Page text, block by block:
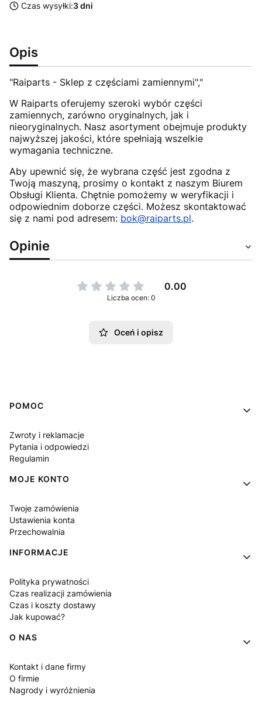
Czas wysyłki:3 dni
Opis
"Raiparts - Sklep z częściami zamiennymi","
W Raiparts oferujemy szeroki wybór części
zamiennych, zarówno oryginalnych, jak i
nieoryginalnych. Nasz asortyment obejmuje produkty
najwyższej jakości, które spełniają wszelkie
wymagania techniczne.
Aby upewnić się, że wybrana część jest zgodna z
Twoją maszyną, prosimy o kontakt z naszym Biurem
Obsługi Klienta. Chętnie pomożemy w weryfikacji i
odpowiednim doborze części. Możesz skontaktować
się z nami pod adresem: bok@raiparts.pl.
Opinie
0.00
Liczba ocen: 0
Oceń i opisz
Linki w stopce
POMOC
Zwroty i reklamacje
Pytania i odpowiedzi
Regulamin
MOJE KONTO
Twoje zamówienia
Ustawienia konta
Przechowalnia
INFORMACJE
Polityka prywatności
Czas realizacji zamówienia
Czas i koszty dostawy
Jak kupować?
O NAS
Kontakt i dane firmy
O firmie
Nagrody i wyróżnienia